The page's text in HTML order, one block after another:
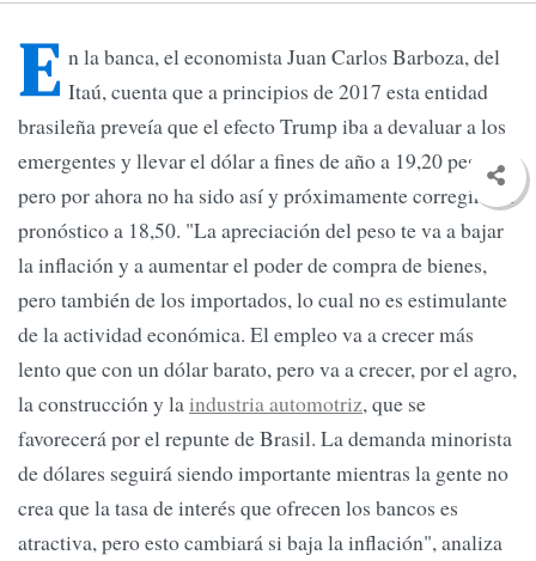
E n la banca, el economista Juan Carlos Barboza, del
Itaú, cuenta que a principios de 2017 esta entidad
brasileña preveía que el efecto Trump iba a devaluar a los
emergentes y llevar el dólar a fines de año a 19,20 pesos,
pero por ahora no ha sido así y próximamente corregirá su
pronóstico a 18,50. "La apreciación del peso te va a bajar
la inflación y a aumentar el poder de compra de bienes,
pero también de los importados, lo cual no es estimulante
de la actividad económica. El empleo va a crecer más
lento que con un dólar barato, pero va a crecer, por el agro,
la construcción y laindustria automotriz, que se
favorecerá por el repunte de Brasil. La demanda minorista
de dólares seguirá siendo importante mientras la gente no
crea que la tasa de interés que ofrecen los bancos es
atractiva, pero esto cambiará si baja la inflación", analiza